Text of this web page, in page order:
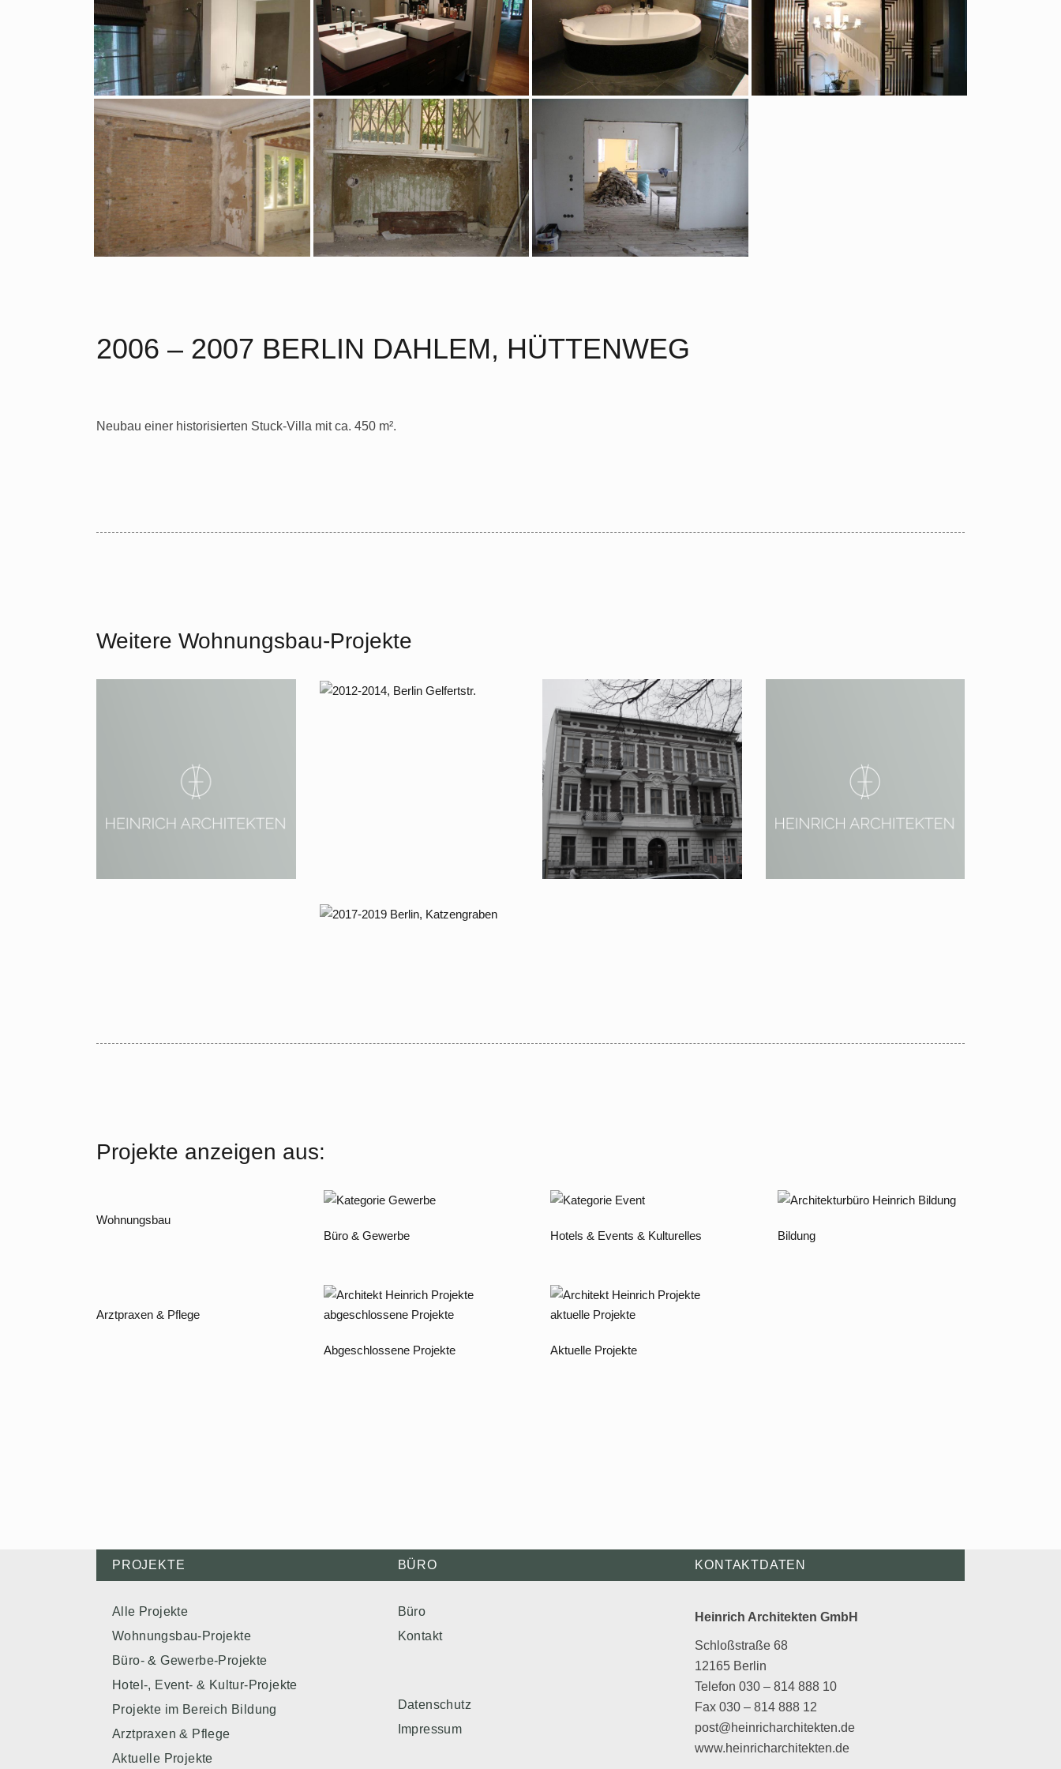
2006 – 2007 BERLIN DAHLEM, HÜTTENWEG
Neubau einer historisierten Stuck-Villa mit ca. 450 m².
Weitere Wohnungsbau-Projekte
Großbeerenstraße 48
2012 – 2014, Berlin Dahlem
2002 – 2005 Berlin,
Kreuzstraße
2018 – 2021 Berlin,
Pankower Allee
2017 – 2019 Berlin,
Projekte anzeigen aus:
Wohnungsbau
Büro & Gewerbe
Hotels & Events & Kulturelles Bildung
Arztpraxen & Pflege
Abgeschlossene Projekte Aktuelle Projekte
PROJEKTE
Alle Projekte
Wohnungsbau-Projekte
Büro- & Gewerbe-Projekte
Hotel-, Event- & Kultur-Projekte
Projekte im Bereich Bildung
Arztpraxen & Pflege
Aktuelle Projekte
BÜRO
Büro
Kontakt
Datenschutz
Impressum
KONTAKTDATEN
Heinrich Architekten GmbH
Schloßstraße 68
12165 Berlin
Telefon 030 – 814 888 10
Fax 030 – 814 888 12
post@heinricharchitekten.de
www.heinricharchitekten.de